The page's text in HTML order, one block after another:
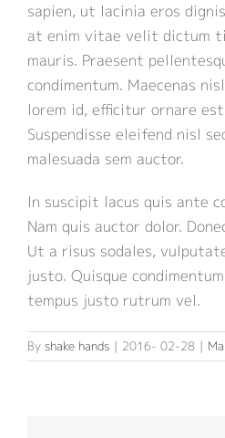
sapien, ut lacinia eros
at enim vitae velit dictum
mauris. Praesent
condimentum. Maecenas
lorem id, efficitur ornare
Suspendisse eleifend nisl
malesuada sem auctor.
In suscipit lacus quis ante
Nam quis auctor dolor.
Ut a risus sodales,
justo. Quisque
tempus justo rutrum vel.
By shake hands | 2016- 02-28 |